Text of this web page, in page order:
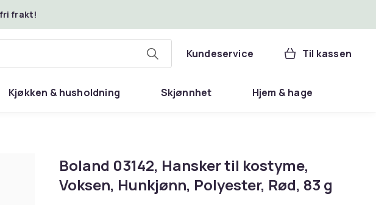
fri frakt!
Kundeservice Til kassen
Kjøkken & husholdning Skjønnhet Hjem & hage
Boland 03142, Hansker til kostyme,
Voksen, Hunkjønn, Polyester, Rød, 83 g